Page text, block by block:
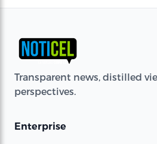
Transparent news, distilled
perspectives.
Enterprise